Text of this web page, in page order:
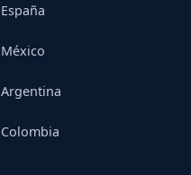
España
México
Argentina
Colombia